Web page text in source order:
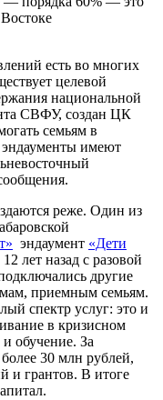
есть во многих
целевой
национальной
СВФУ, создан ЦК
семьям в
эндаументы имеют
реже. Один из
эндаумент «Дети
лет назад с разовой
другие
приемным семьям.
спектр услуг: это и
в кризисном
обучение. За
30 млн рублей,
и грантов. В итоге